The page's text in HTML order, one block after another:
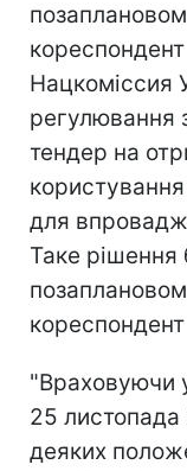
Нацкоміссия
регулювання
тендер на
для
Таке рішення
кореспондент
"Враховуючи
25
деяких